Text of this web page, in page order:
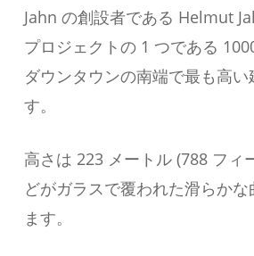
Jahn の創設者である Helmut
プロジェクトの 1 つである
ダウンタウンの南端で最も高
す。
高さは 223 メートル (788 フィ
どがガラスで覆われた滑らか
ます。